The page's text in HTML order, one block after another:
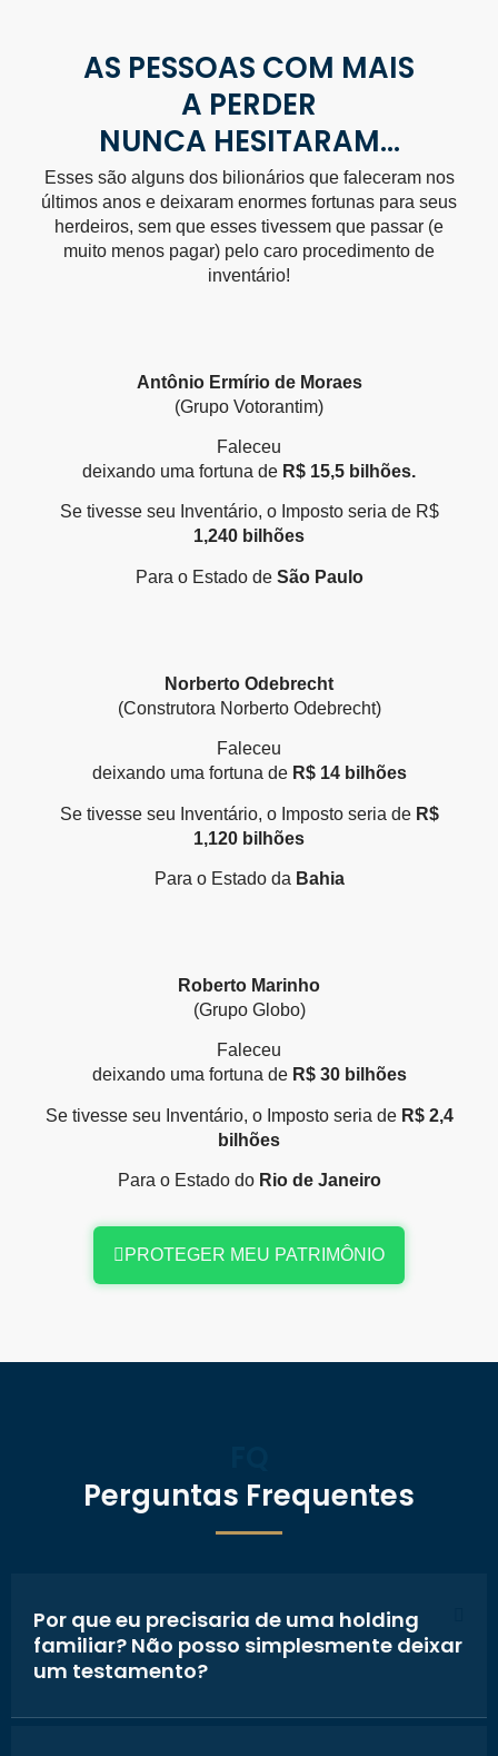
AS PESSOAS COM MAIS
A PERDER
NUNCA HESITARAM...
Esses são alguns dos bilionários que faleceram nos
últimos anos e deixaram enormes fortunas para seus
herdeiros, sem que esses tivessem que passar (e
muito menos pagar) pelo caro procedimento de
inventário!
Antônio Ermírio de Moraes
(Grupo Votorantim)
Faleceu
deixando uma fortuna de R$ 15,5 bilhões.
Se tivesse seu Inventário, o Imposto seria de R$
1,240 bilhões
Para o Estado de São Paulo
Norberto Odebrecht
(Construtora Norberto Odebrecht)
Faleceu
deixando uma fortuna de R$ 14 bilhões
Se tivesse seu Inventário, o Imposto seria de R$
1,120 bilhões
Para o Estado da Bahia
Roberto Marinho
(Grupo Globo)
Faleceu
deixando uma fortuna de R$ 30 bilhões
Se tivesse seu Inventário, o Imposto seria de R$ 2,4
bilhões
Para o Estado do Rio de Janeiro
PROTEGER MEU PATRIMÔNIO
Perguntas Frequentes
Por que eu precisaria de uma holding
familiar? Não posso simplesmente deixar
um testamento?